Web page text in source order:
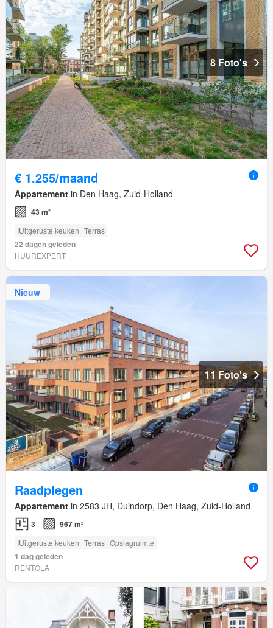
8 Foto's
€ 1.255/maand
Appartement in Den Haag, Zuid-Holland
43 m²
IUitgeruste keuken Terras
22 dagen geleden
HUUREXPERT
Nieuw
11 Foto's
Raadplegen
Appartement in 2583 JH, Duindorp, Den Haag, Zuid-Holland
3 967 m²
IUitgeruste keuken Terras Opslagruimte
1 dag geleden
RENTOLA